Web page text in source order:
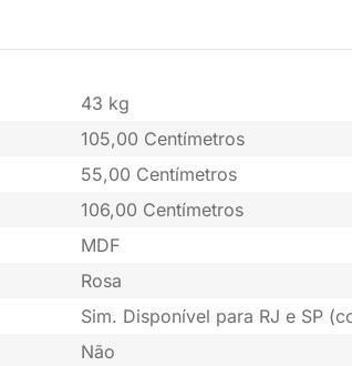
43 kg
105,00 Centímetros
55,00 Centímetros
106,00 Centímetros
MDF
Rosa
Sim. Disponível para RJ e SP
Não